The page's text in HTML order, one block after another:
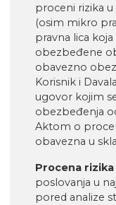
proceni rizika
(osim mikro
pravna lica
obezbeđene
obavezno
Korisnik i
ugovor kojim
obezbeđenja
Aktom o
obavezna u
Procena rizika
poslovanja u
pored analize